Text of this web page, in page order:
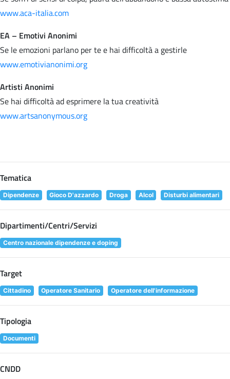
www.aca-italia.com
EA – Emotivi Anonimi
Se le emozioni parlano per te e hai difficoltà a gestirle
www.emotivianonimi.org
Artisti Anonimi
Se hai difficoltà ad esprimere la tua creatività
www.artsanonymous.org
Tematica
Dipendenze Gioco D'azzardo Droga Alcol Disturbi alimentari
Dipartimenti/Centri/Servizi
Centro nazionale dipendenze e doping
Target
Cittadino Operatore Sanitario Operatore dell'informazione
Tipologia
Documenti
CNDD